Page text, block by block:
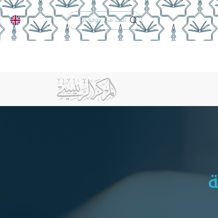
الدعم الفنيالتقويم الجامعي